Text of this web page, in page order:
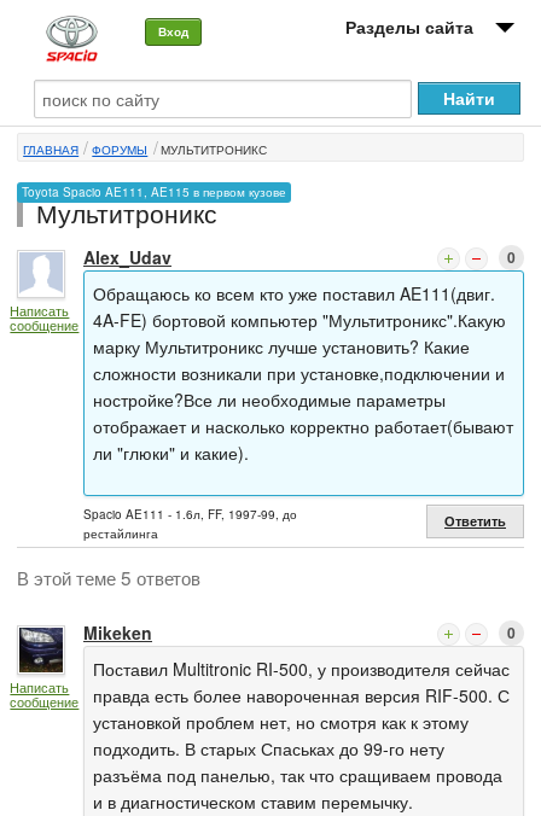
Вход Разделы сайта
О машине
Автоклуб
Форумы
Сервисы и услуги
Новости
ГЛАВНАЯ ФОРУМЫ МУЛЬТИТРОНИКС
Toyota Spacio AE111, AE115 в первом кузове
Мультитроникс
Написать
сообщение
Alex_Udav 0
Обращаюсь ко всем кто уже поставил AE111(двиг.
4A-FE) бортовой компьютер "Мультитроникс".Какую
марку Мультитроникс лучше установить? Какие
сложности возникали при установке,подключении и
ностройке?Все ли необходимые параметры
отображает и насколько корректно работает(бывают
ли "глюки" и какие).
Spacio AE111 - 1.6л, FF, 1997-99, до
рестайлинга
Ответить
В этой теме 5 ответов
Написать
сообщение
Mikeken 0
Поставил Multitronic RI-500, у производителя сейчас
правда есть более навороченная версия RIF-500. С
установкой проблем нет, но смотря как к этому
подходить. В старых Спаськах до 99-го нету
разъёма под панелью, так что сращиваем провода
и в диагностическом ставим перемычку.